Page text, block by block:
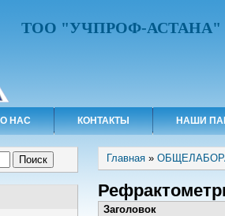
ТОО "УЧПРОФ-АСТАНА"
О НАС КОНТАКТЫ НАШИ
Вы здесь
Главная »
Заголовок